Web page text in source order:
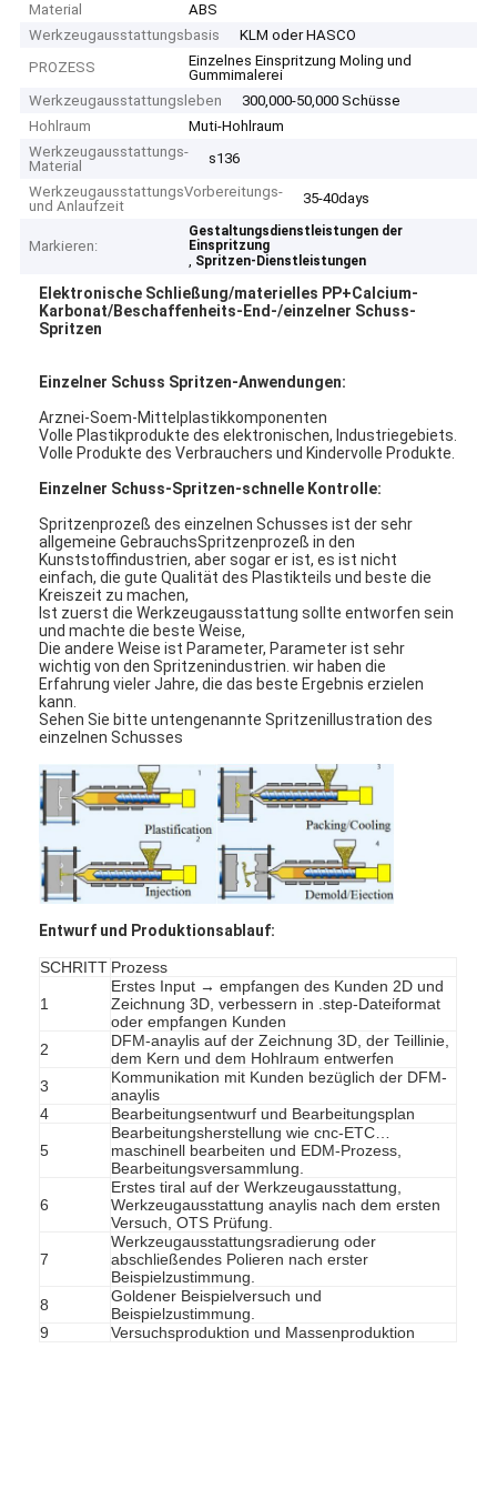
Material
ABS
Werkzeugausstattungsbasis
KLM oder HASCO
PROZESS
Einzelnes Einspritzung Moling und
Gummimalerei
Werkzeugausstattungsleben
300,000-50,000 Schüsse
Hohlraum
Muti-Hohlraum
Werkzeugausstattungs-
Material
s136
WerkzeugausstattungsVorbereitungs-
und Anlaufzeit
35-40days
Markieren:
Gestaltungsdienstleistungen der
Einspritzung
, Spritzen-Dienstleistungen
Elektronische Schließung/materielles PP+Calcium-
Karbonat/Beschaffenheits-End-/einzelner Schuss-
Spritzen
Einzelner Schuss Spritzen-Anwendungen:
Arznei-Soem-Mittelplastikkomponenten
Volle Plastikprodukte des elektronischen, Industriegebiets.
Volle Produkte des Verbrauchers und Kindervolle Produkte.
Einzelner Schuss-Spritzen-schnelle Kontrolle:
Spritzenprozeß des einzelnen Schusses ist der sehr
allgemeine GebrauchsSpritzenprozeß in den
Kunststoffindustrien, aber sogar er ist, es ist nicht
einfach, die gute Qualität des Plastikteils und beste die
Kreiszeit zu machen,
Ist zuerst die Werkzeugausstattung sollte entworfen sein
und machte die beste Weise,
Die andere Weise ist Parameter, Parameter ist sehr
wichtig von den Spritzenindustrien. wir haben die
Erfahrung vieler Jahre, die das beste Ergebnis erzielen
kann.
Sehen Sie bitte untengenannte Spritzenillustration des
einzelnen Schusses
Entwurf und Produktionsablauf:
SCHRITT Prozess
1
Erstes Input → empfangen des Kunden 2D und
Zeichnung 3D, verbessern in .step-Dateiformat
oder empfangen Kunden
2
DFM-anaylis auf der Zeichnung 3D, der Teillinie,
dem Kern und dem Hohlraum entwerfen
3
Kommunikation mit Kunden bezüglich der DFM-
anaylis
4
Bearbeitungsentwurf und Bearbeitungsplan
5
Bearbeitungsherstellung wie cnc-ETC…
maschinell bearbeiten und EDM-Prozess,
Bearbeitungsversammlung.
6
Erstes tiral auf der Werkzeugausstattung,
Werkzeugausstattung anaylis nach dem ersten
Versuch, OTS Prüfung.
7
Werkzeugausstattungsradierung oder
abschließendes Polieren nach erster
Beispielzustimmung.
8
Goldener Beispielversuch und
Beispielzustimmung.
9
Versuchsproduktion und Massenproduktion